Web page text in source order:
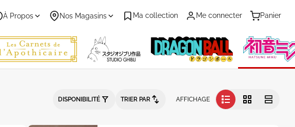
À Propos Nos Magasins Ma collection Me connecter Panier
de parution - Page 1 - Catalogue
DISPONIBILITÉ TRIER PAR AFFICHAGE